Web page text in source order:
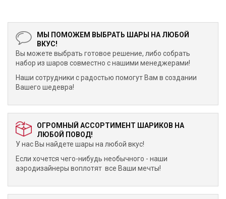
МЫ ПОМОЖЕМ ВЫБРАТЬ ШАРЫ НА ЛЮБОЙ
ВКУС!
Вы можете выбрать готовое решение, либо собрать
набор из шаров совместно с нашими менеджерами!
Наши сотрудники с радостью помогут Вам в создании
Вашего шедевра!
ОГРОМНЫЙ АССОРТИМЕНТ ШАРИКОВ НА
ЛЮБОЙ ПОВОД!
У нас Вы найдете шары на любой вкус!
Если хочется чего-нибудь необычного - наши
аэродизайнеры воплотят все Ваши мечты!